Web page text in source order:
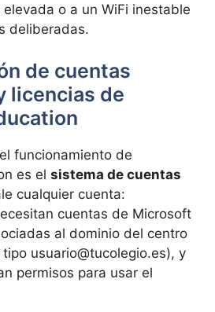
o a un WiFi inestable
deliberadas.
de cuentas
licencias de
funcionamiento de
es el sistema de cuentas
cualquier cuenta:
cuentas de Microsoft
al dominio del centro
tipo usuario@tucolegio.es), y
permisos para usar el